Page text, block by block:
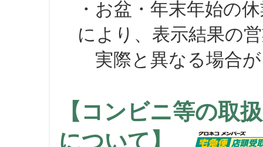
・お盆・年末年始の
により、表示結果の
実際と異なる場合が
【コンビニ等の取
について】